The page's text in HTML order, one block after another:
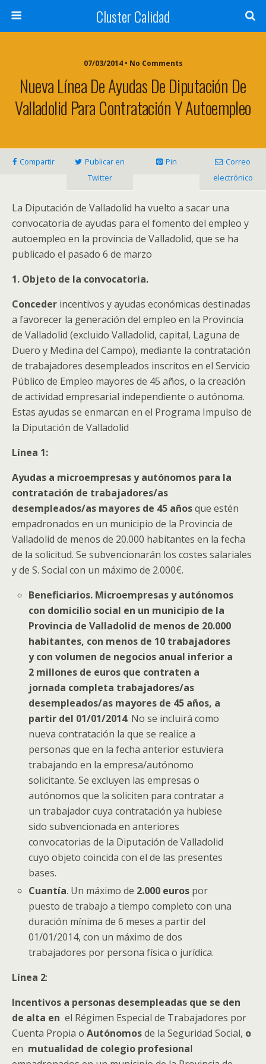
Cluster Calidad
07/03/2014 • No Comments
Nueva Línea De Ayudas De Diputación De
Valladolid Para Contratación Y Autoempleo
Compartir
Publicar en
Twitter
Pin
Correo
electrónico
La Diputación de Valladolid ha vuelto a sacar una
convocatoria de ayudas para el fomento del empleo y
autoempleo en la provincia de Valladolid, que se ha
publicado el pasado 6 de marzo
1. Objeto de la convocatoria.
Conceder incentivos yayudas económicas destinadas
a favorecer la generación del empleo en la Provincia
de Valladolid (excluido Valladolid, capital, Laguna de
Duero y Medina del Campo), mediante la contratación
de trabajadores desempleados inscritos en el Servicio
Público de Empleo mayores de 45 años, o la creación
de actividad empresarial independiente o autónoma.
Estas ayudas se enmarcan en el Programa Impulso de
la Diputación de Valladolid
Línea 1:
Ayudas a microempresas y autónomos para la
contratación de trabajadores/as
desempleados/as mayores de 45 añosque estén
empadronados en un municipio de la Provincia de
Valladolid de menos de 20.000 habitantes en la fecha
de la solicitud. Se subvencionarán los costes salariales
y de S. Social con un máximo de 2.000€.
Beneficiarios. Microempresas y autónomos
con domicilio social en un municipio de la
Provincia de Valladolid de menos de 20.000
habitantes, con menos de 10 trabajadores
y con volumen de negocios anual inferior a
2 millones de euros que contraten a
jornada completa trabajadores/as
desempleados/as mayores de 45 años, a
partir del 01/01/2014. No se incluirá como
nueva contratación la que se realice a
personas que en la fecha anterior estuviera
trabajando en la empresa/autónomo
solicitante. Se excluyen las empresas o
autónomos que la soliciten para contratar a
un trabajador cuya contratación ya hubiese
sido subvencionada en anteriores
convocatorias de la Diputación de Valladolid
cuyo objeto coincida con el de las presentes
bases.
Cuantía. Un máximo de 2.000 euros por
puesto de trabajo a tiempo completo con una
duración mínima de 6 meses a partir del
01/01/2014, con un máximo de dos
trabajadores por persona física o jurídica.
Línea 2:
Incentivos a personas desempleadas que se den
de alta en el Régimen Especial de Trabajadores por
Cuenta Propia o Autónomosde la Seguridad Social, o
en mutualidad de colegio profesional